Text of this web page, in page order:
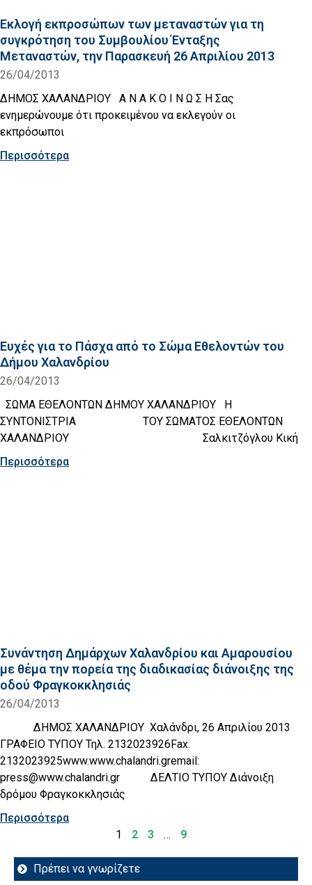
Εκλογή εκπροσώπων των μεταναστών για τη
συγκρότηση του Συμβουλίου Ένταξης
Μεταναστών, την Παρασκευή 26 Απριλίου 2013
26/04/2013
ΔΗΜΟΣ ΧΑΛΑΝΔΡΙΟΥ Α Ν Α Κ Ο Ι Ν Ω Σ Η Σας
ενημερώνουμε ότι προκειμένου να εκλεγούν οι
εκπρόσωποι
Περισσότερα
Ευχές για το Πάσχα από το Σώμα Εθελοντών του
Δήμου Χαλανδρίου
26/04/2013
ΣΩΜΑ ΕΘΕΛΟΝΤΩΝ ΔΗΜΟΥ ΧΑΛΑΝΔΡΙΟΥ Η
ΣΥΝΤΟΝΙΣΤΡΙΑ ΤΟΥ ΣΩΜΑΤΟΣ ΕΘΕΛΟΝΤΩΝ
ΧΑΛΑΝΔΡΙΟΥ Σαλκιτζόγλου Κική
Περισσότερα
Συνάντηση Δημάρχων Χαλανδρίου και Αμαρουσίου
με θέμα την πορεία της διαδικασίας διάνοιξης της
οδού Φραγκοκκλησιάς
26/04/2013
ΔΗΜΟΣ ΧΑΛΑΝΔΡΙΟΥ Χαλάνδρι, 26 Απριλίου 2013
ΓΡΑΦΕΙΟ ΤΥΠΟΥ Τηλ. 2132023926Fax.
2132023925www.www.chalandri.gremail:
press@www.chalandri.gr ΔΕΛΤΙΟ ΤΥΠΟΥ Διάνοιξη
δρόμου Φραγκοκκλησιάς
Περισσότερα
1
2 3 … 9
Πρέπει να γνωρίζετε